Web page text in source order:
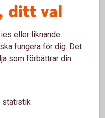
ditt val
eller liknande
fungera för dig. Det
som förbättrar din
statistik